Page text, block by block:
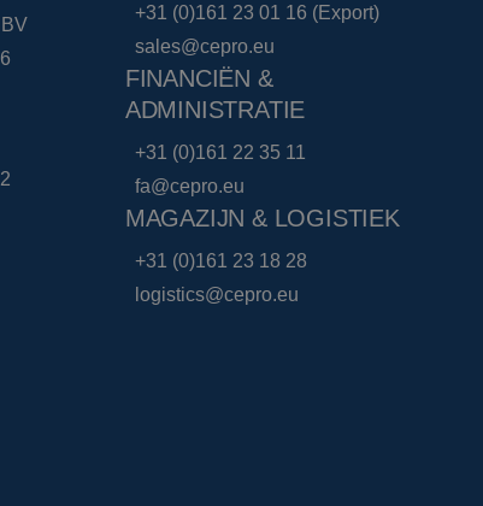
+31 (0)161 23 01 16 (Export)
sales@cepro.eu
FINANCIËN &
ADMINISTRATIE
+31 (0)161 22 35 11
fa@cepro.eu
MAGAZIJN & LOGISTIEK
+31 (0)161 23 18 28
logistics@cepro.eu